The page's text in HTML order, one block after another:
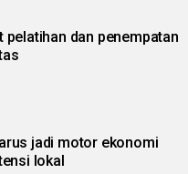
pelatihan dan penempatan
jadi motor ekonomi
lokal